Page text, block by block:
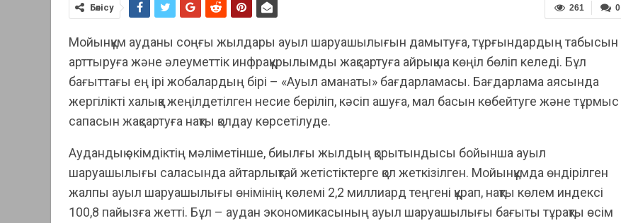
0
261
Бөлісу
Мойынқұм ауданы соңғы жылдары ауыл шаруашылығын дамытуға, тұрғындардың табысын
арттыруға және әлеуметтік инфрақұрылымды жақсартуға айрықша көңіл бөліп келеді. Бұл
бағыттағы ең ірі жобалардың бірі – «Ауыл аманаты» бағдарламасы. Бағдарлама аясында
жергілікті халыққа жеңілдетілген несие беріліп, кәсіп ашуға, мал басын көбейтуге және тұрмыс
сапасын жақсартуға нақты қолдау көрсетілуде.
Аудандық әкімдіктің мәліметінше, биылғы жылдың қорытындысы бойынша ауыл
шаруашылығы саласында айтарлықтай жетістіктерге қол жеткізілген. Мойынқұмда өндірілген
жалпы ауыл шаруашылығы өнімінің көлемі 2,2 миллиард теңгені құрап, нақты көлем индексі
100,8 пайызға жетті. Бұл – аудан экономикасының ауыл шаруашылығы бағыты тұрақты өсім